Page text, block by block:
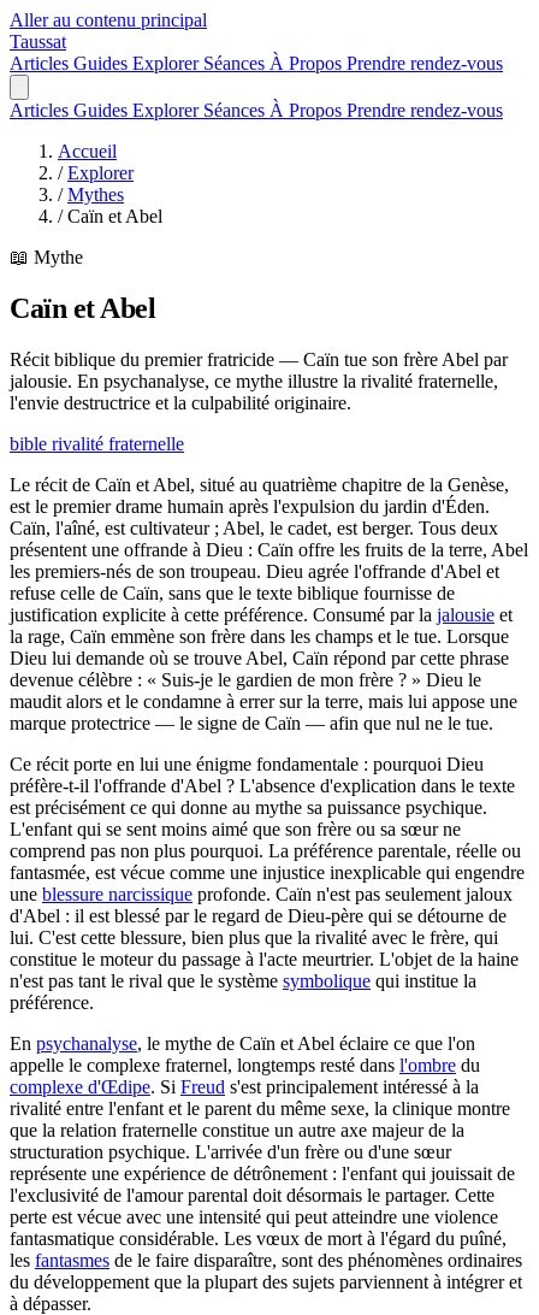
Aller au contenu principal
Taussat
Articles Guides Explorer Séances À Propos Prendre rendez-vous
Articles Guides Explorer Séances À Propos Prendre rendez-vous
Accueil
/ Explorer
/ Mythes
/ Caïn et Abel
📖 Mythe
Caïn et Abel
Récit biblique du premier fratricide — Caïn tue son frère Abel par
jalousie. En psychanalyse, ce mythe illustre la rivalité fraternelle,
l'envie destructrice et la culpabilité originaire.
bible rivalité fraternelle
Le récit de Caïn et Abel, situé au quatrième chapitre de la Genèse,
est le premier drame humain après l'expulsion du jardin d'Éden.
Caïn, l'aîné, est cultivateur ; Abel, le cadet, est berger. Tous deux
présentent une offrande à Dieu : Caïn offre les fruits de la terre, Abel
les premiers-nés de son troupeau. Dieu agrée l'offrande d'Abel et
refuse celle de Caïn, sans que le texte biblique fournisse de
justification explicite à cette préférence. Consumé par la jalousie et
la rage, Caïn emmène son frère dans les champs et le tue. Lorsque
Dieu lui demande où se trouve Abel, Caïn répond par cette phrase
devenue célèbre : « Suis-je le gardien de mon frère ? » Dieu le
maudit alors et le condamne à errer sur la terre, mais lui appose une
marque protectrice — le signe de Caïn — afin que nul ne le tue.
Ce récit porte en lui une énigme fondamentale : pourquoi Dieu
préfère-t-il l'offrande d'Abel ? L'absence d'explication dans le texte
est précisément ce qui donne au mythe sa puissance psychique.
L'enfant qui se sent moins aimé que son frère ou sa sœur ne
comprend pas non plus pourquoi. La préférence parentale, réelle ou
fantasmée, est vécue comme une injustice inexplicable qui engendre
une blessure narcissique profonde. Caïn n'est pas seulement jaloux
d'Abel : il est blessé par le regard de Dieu-père qui se détourne de
lui. C'est cette blessure, bien plus que la rivalité avec le frère, qui
constitue le moteur du passage à l'acte meurtrier. L'objet de la haine
n'est pas tant le rival que le système symbolique qui institue la
préférence.
En psychanalyse, le mythe de Caïn et Abel éclaire ce que l'on
appelle le complexe fraternel, longtemps resté dans l'ombre du
complexe d'Œdipe. Si Freud s'est principalement intéressé à la
rivalité entre l'enfant et le parent du même sexe, la clinique montre
que la relation fraternelle constitue un autre axe majeur de la
structuration psychique. L'arrivée d'un frère ou d'une sœur
représente une expérience de détrônement : l'enfant qui jouissait de
l'exclusivité de l'amour parental doit désormais le partager. Cette
perte est vécue avec une intensité qui peut atteindre une violence
fantasmatique considérable. Les vœux de mort à l'égard du puîné,
les fantasmes de le faire disparaître, sont des phénomènes ordinaires
du développement que la plupart des sujets parviennent à intégrer et
à dépasser.